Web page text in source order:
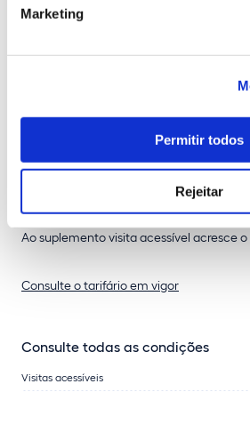
Marketing
Permitir todos
Rejeitar
Quando
Suplemento visita acessível
Acresce bilhete de entrada
Ao suplemento visita acessível acresce
Consulte o tarifário em vigor
Consulte todas as condições
Visitas acessíveis